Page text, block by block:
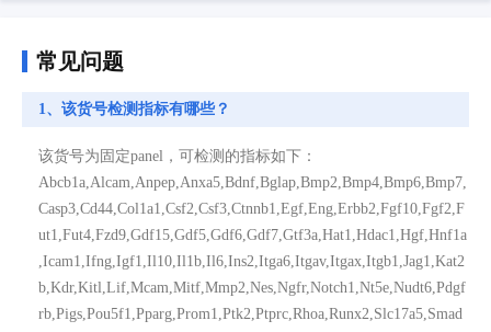
常见问题
1、该货号检测指标有哪些？
该货号为固定panel，可检测的指标如下：
Abcb1a,Alcam,Anpep,Anxa5,Bdnf,Bglap,Bmp2,Bmp4,Bmp6,Bmp7,
Casp3,Cd44,Col1a1,Csf2,Csf3,Ctnnb1,Egf,Eng,Erbb2,Fgf10,Fgf2,F
ut1,Fut4,Fzd9,Gdf15,Gdf5,Gdf6,Gdf7,Gtf3a,Hat1,Hdac1,Hgf,Hnf1a
,Icam1,Ifng,Igf1,Il10,Il1b,Il6,Ins2,Itga6,Itgav,Itgax,Itgb1,Jag1,Kat2
b,Kdr,Kitl,Lif,Mcam,Mitf,Mmp2,Nes,Ngfr,Notch1,Nt5e,Nudt6,Pdgf
rb,Pigs,Pou5f1,Pparg,Prom1,Ptk2,Ptprc,Rhoa,Runx2,Slc17a5,Smad